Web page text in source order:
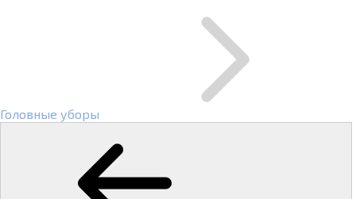
Головные уборы